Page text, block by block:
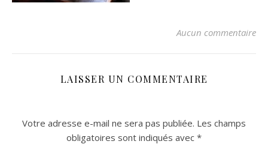
sur Instagram
sur Instagram
Aucun commentaire
LAISSER UN COMMENTAIRE
Votre adresse e-mail ne sera pas publiée. Les champs
obligatoires sont indiqués avec *